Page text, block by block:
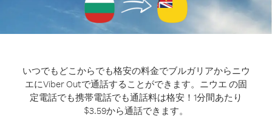
いつでもどこからでも格安の料金でブルガリアからニウ
エにViber Outで通話することができます。 ニウエ の固
定電話でも携帯電話でも通話料は格安！1分間あたり
$3.59から通話できます。